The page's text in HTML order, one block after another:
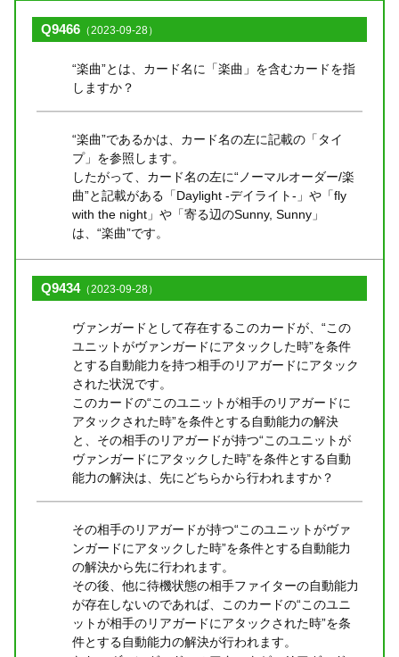
Q9466 （2023-09-28）
“楽曲”とは、カード名に「楽曲」を含むカードを指
しますか？
“楽曲”であるかは、カード名の左に記載の「タイ
プ」を参照します。
したがって、カード名の左に“ノーマルオーダー/楽
曲”と記載がある「Daylight -デイライト-」や「fly
with the night」や「寄る辺のSunny, Sunny」
は、“楽曲”です。
Q9434（2023-09-28）
ヴァンガードとして存在するこのカードが、“この
ユニットがヴァンガードにアタックした時”を条件
とする自動能力を持つ相手のリアガードにアタック
された状況です。
このカードの“このユニットが相手のリアガードに
アタックされた時”を条件とする自動能力の解決
と、その相手のリアガードが持つ“このユニットが
ヴァンガードにアタックした時”を条件とする自動
能力の解決は、先にどちらから行われますか？
その相手のリアガードが持つ“このユニットがヴァ
ンガードにアタックした時”を条件とする自動能力
の解決から先に行われます。
その後、他に待機状態の相手ファイターの自動能力
が存在しないのであれば、このカードの“このユニ
ットが相手のリアガードにアタックされた時”を条
件とする自動能力の解決が行われます。